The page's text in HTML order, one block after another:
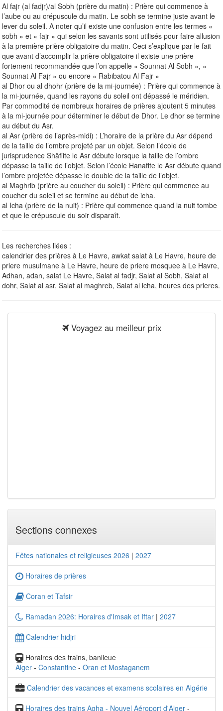
Al fajr (al fadjr)/al Sobh (prière du matin) : Prière qui commence à
l’aube ou au crépuscule du matin. Le sobh se termine juste avant le
lever du soleil. A noter qu’il existe une confusion entre les termes «
sobh » et « fajr » qui selon les savants sont utilisés pour faire allusion
à la première prière obligatoire du matin. Ceci s’explique par le fait
que avant d’accomplir la prière obligatoire il existe une prière
fortement recommandée que l’on appelle « Sounnat Al Sobh », «
Sounnat Al Fajr » ou encore « Rabibatou Al Fajr »
al Dhor ou al dhohr (prière de la mi-journée) : Prière qui commence à
la mi-journée, quand les rayons du soleil ont dépassé le méridien.
Par commodité de nombreux horaires de prières ajoutent 5 minutes
à la mi-journée pour déterminer le début de Dhor. Le dhor se termine
au début du Asr.
al Asr (prière de l’après-midi) : L’horaire de la prière du Asr dépend
de la taille de l’ombre projeté par un objet. Selon l’école de
jurisprudence Shâfiite le Asr débute lorsque la taille de l’ombre
dépasse la taille de l’objet. Selon l’école Hanafite le Asr débute quand
l’ombre projetée dépasse le double de la taille de l’objet.
al Maghrib (prière au coucher du soleil) : Prière qui commence au
coucher du soleil et se termine au début de icha.
al Icha (prière de la nuit) : Prière qui commence quand la nuit tombe
et que le crépuscule du soir disparaît.
Les recherches liées :
calendrier des prières à Le Havre, awkat salat à Le Havre, heure de
priere musulmane à Le Havre, heure de priere mosquee à Le Havre,
Adhan, adan, salat Le Havre, Salat al fadjr, Salat al Sobh, Salat al
dohr, Salat al asr, Salat al maghreb, Salat al icha, heures des prieres.
Voyagez au meilleur prix
Sections connexes
Fêtes nationales et religieuses 2026 | 2027
Horaires de prières
Coran et Tafsir
Ramadan 2026: Horaires d'Imsak et Iftar | 2027
Calendrier hidjri
Horaires des trains, banlieue
Alger - Constantine - Oran et Mostaganem
Calendrier des vacances et examens scolaires en Algérie
Horaires des trains Agha - Nouvel Aéroport d'Alger -